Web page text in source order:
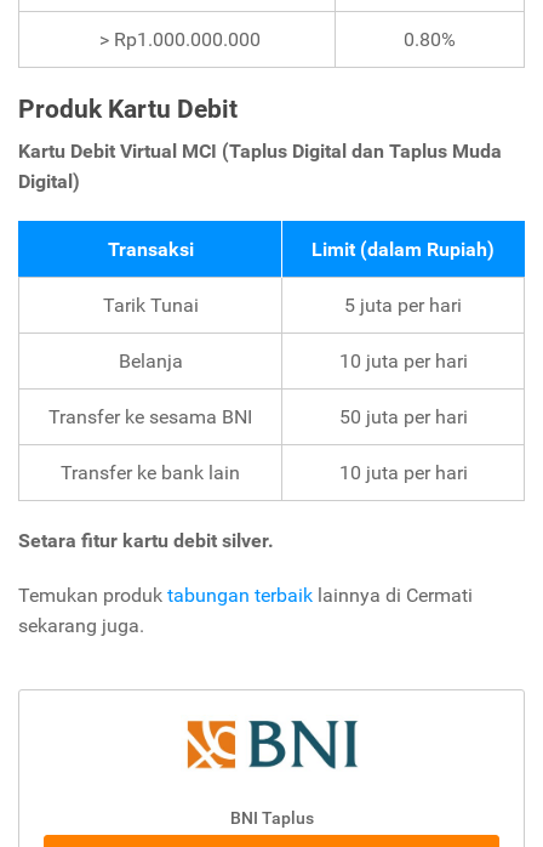
> Rp1.000.000.000 0.80%
Produk Kartu Debit
Kartu Debit Virtual MCI (Taplus Digital dan Taplus Muda
Digital)
Transaksi Limit (dalam Rupiah)
Tarik Tunai 5 juta per hari
Belanja 10 juta per hari
Transfer ke sesama BNI 50 juta per hari
Transfer ke bank lain 10 juta per hari
Setara fitur kartu debit silver.
Temukan produk tabungan terbaik lainnya di Cermati
sekarang juga.
BNI Taplus